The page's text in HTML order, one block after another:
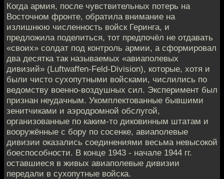
Когда армия, после чувствительных потерь на
Восточном фронте, обратила внимание на
излишнюю численность войск Геринга, и
предложила поделиться, тот предпочёл не отдавать
«своих» солдат под контроль армии, а сформировал
два десятка так называемых «авиаполевых
дивизий» (Luftwaffen-Feld-Division), которые, хотя и
были чисто сухопутными войсками, числились по
ведомству военно-воздушных сил. Эксперимент был
признан неудачным. Укомплектованные бывшими
зенитчиками и аэродромной обслугой,
организованные по каким-то диковинным штатам и
вооружённые с бору по сосенке, авиаполевые
дивизии оказались соединениями весьма невысокой
боеспособности. В конце 1943 - начале 1944 гг.
оставшиеся в живых авиаполевые дивизии
передали в сухопутные войска.